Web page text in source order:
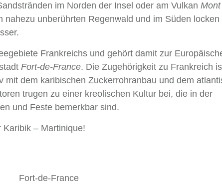
im Norden der Insel oder am Vulkan
unberührten Regenwald und im Süden locken
Frankreichs und gehört damit zur
Fort-de-France. Die Zugehörigkeit zu Frankreich
dem karibischen Zuckerrohranbau und dem
trugen zu einer kreolischen Kultur bei, die in der
und Feste bemerkbar sind.
– Martinique!
France